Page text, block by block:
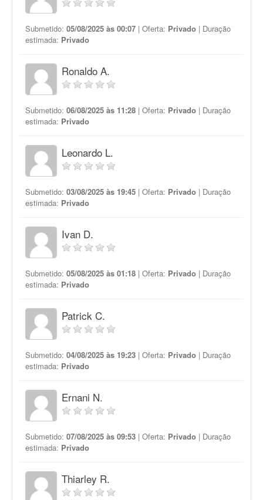
Submetido: 05/08/2025 às 00:07 | Oferta: Privado | Duração
estimada: Privado
Ronaldo A.
Submetido: 06/08/2025 às 11:28 | Oferta: Privado | Duração
estimada: Privado
Leonardo L.
Submetido: 03/08/2025 às 19:45 | Oferta: Privado | Duração
estimada: Privado
Ivan D.
Submetido: 05/08/2025 às 01:18 | Oferta: Privado | Duração
estimada: Privado
Patrick C.
Submetido: 04/08/2025 às 19:23 | Oferta: Privado | Duração
estimada: Privado
Ernani N.
Submetido: 07/08/2025 às 09:53 | Oferta: Privado | Duração
estimada: Privado
Thiarley R.